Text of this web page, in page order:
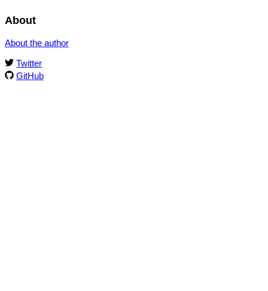
About
About the author
Twitter
GitHub